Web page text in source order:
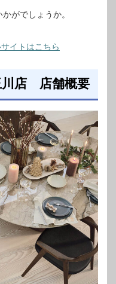
がでしょうか。
イトはこちら
川店 店舗概要